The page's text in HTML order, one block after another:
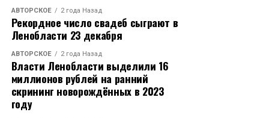
АВТОРСКОЕ 2 года Назад
Рекордное число свадеб сыграют в
Ленобласти 23 декабря
АВТОРСКОЕ 2 года Назад
Власти Ленобласти выделили 16
миллионов рублей на ранний
скрининг новорождённых в 2023
году